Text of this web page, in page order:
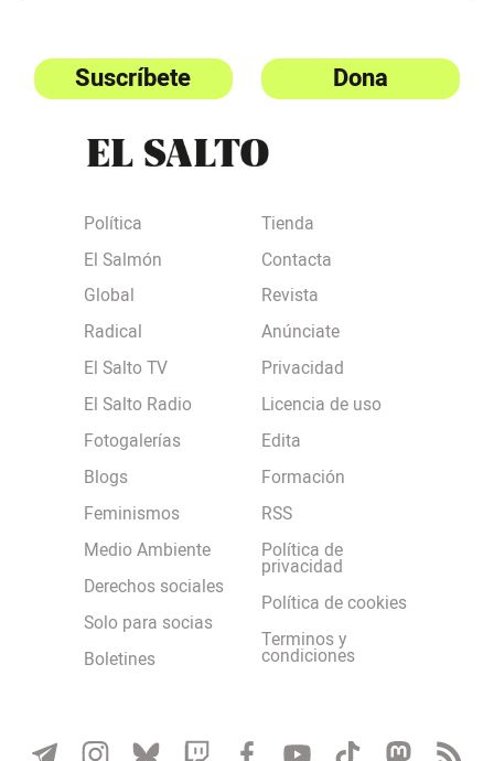
Suscríbete Dona
Política
El Salmón
Global
Radical
El Salto TV
El Salto Radio
Fotogalerías
Blogs
Feminismos
Medio Ambiente
Derechos sociales
Solo para socias
Boletines
Tienda
Contacta
Revista
Anúnciate
Privacidad
Licencia de uso
Edita
Formación
RSS
Política de
privacidad
Política de cookies
Terminos y
condiciones